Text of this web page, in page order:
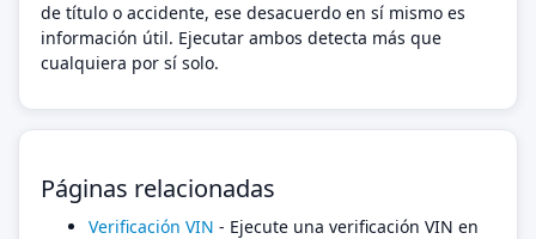
de título o accidente, ese desacuerdo en sí mismo es
información útil. Ejecutar ambos detecta más que
cualquiera por sí solo.
Páginas relacionadas
Verificación VIN - Ejecute una verificación VIN en